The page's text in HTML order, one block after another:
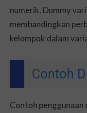
numerik. Dummy
membandingkan
kelompok dalam
Contoh
Contoh penggunaan